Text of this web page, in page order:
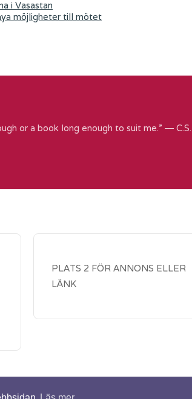
i Vasastan
möjligheter till mötet
or a book long enough to suit me.” ―
PLATS 2 FÖR ANNONS ELLER
LÄNK